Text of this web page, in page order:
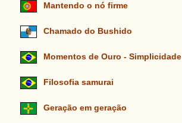
Mantendo o nó firme
Chamado do Bushido
Momentos de Ouro - Simplicidade
Filosofia samurai
Geração em geração